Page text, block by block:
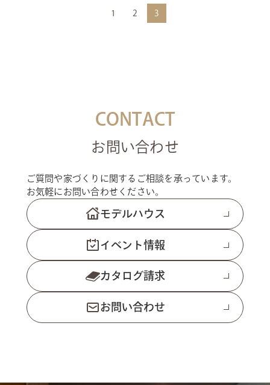
1 2 3
CONTACT
お問い合わせ
ご質問や家づくりに関するご相談を承っています。
お気軽にお問い合わせください。
モデルハウス
イベント情報
カタログ請求
お問い合わせ